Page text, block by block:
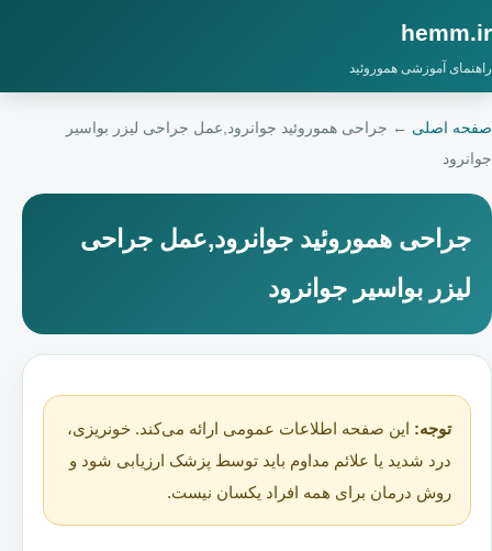
hemm.ir
راهنمای آموزشی هموروئید
صفحه اصلی ← جراحی هموروئید جوانرود,عمل جراحی لیزر بواسیر
جوانرود
جراحی هموروئید جوانرود,عمل جراحی
لیزر بواسیر جوانرود
توجه: این صفحه اطلاعات عمومی ارائه می‌کند. خونریزی،
درد شدید یا علائم مداوم باید توسط پزشک ارزیابی شود و
روش درمان برای همه افراد یکسان نیست.